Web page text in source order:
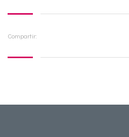
Compartir: